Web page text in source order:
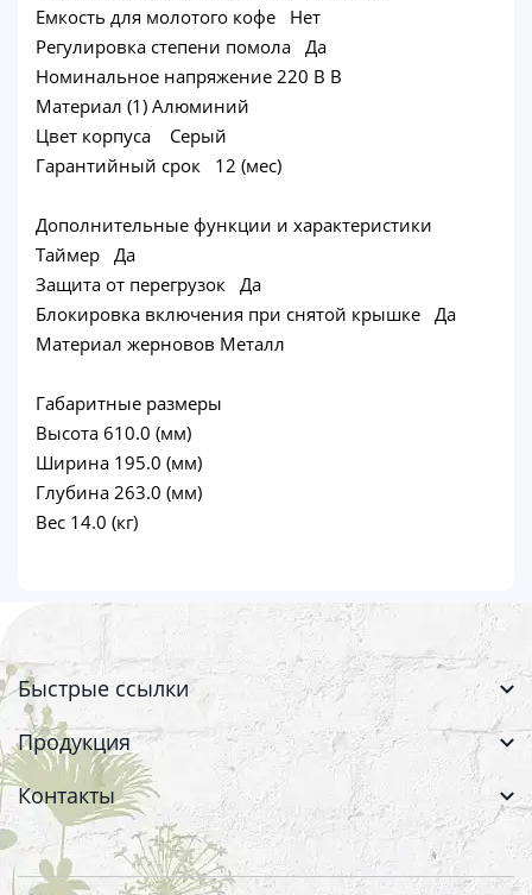
Емкость для молотого кофе Нет
Регулировка степени помола Да
Номинальное напряжение 220 В В
Материал (1) Алюминий
Цвет корпуса Серый
Гарантийный срок 12 (мес)
Дополнительные функции и характеристики
Таймер Да
Защита от перегрузок Да
Блокировка включения при снятой крышке Да
Материал жерновов Металл
Габаритные размеры
Высота 610.0 (мм)
Ширина 195.0 (мм)
Глубина 263.0 (мм)
Вес 14.0 (кг)
Быстрые ссылки
Продукция
Контакты